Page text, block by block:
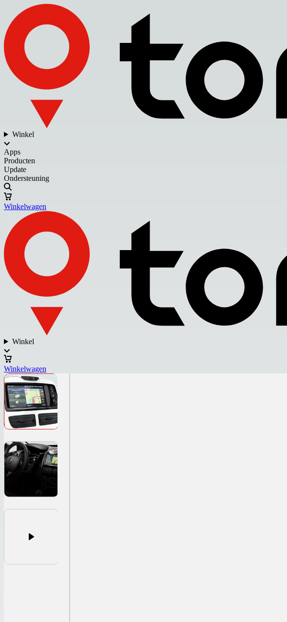
Winkel
Apps
Producten
Update
Ondersteuning
Winkelwagen
Winkel
Winkelwagen